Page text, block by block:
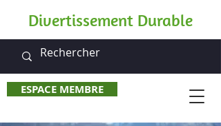
Divertissement Durable
ESPACE MEMBRE